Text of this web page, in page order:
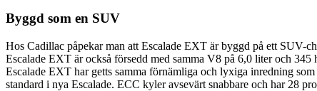
Byggd som en SUV
Hos Cadillac påpekar man att Escalade EXT är byggd på ett SUV-
Escalade EXT är också försedd med samma V8 på 6,0 liter och
Escalade EXT har getts samma förnämliga och lyxiga inredning
standard i nya Escalade. ECC kyler avsevärt snabbare och har 28